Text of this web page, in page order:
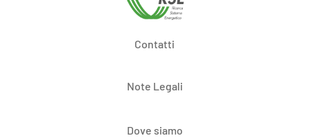
Contatti
Note Legali
Dove siamo